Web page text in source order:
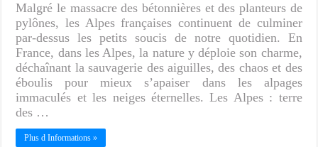
Malgré le massacre des bétonnières et des planteurs de
pylônes, les Alpes françaises continuent de culminer
par-dessus les petits soucis de notre quotidien. En
France, dans les Alpes, la nature y déploie son charme,
déchaînant la sauvagerie des aiguilles, des chaos et des
éboulis pour mieux s’apaiser dans les alpages
immaculés et les neiges éternelles. Les Alpes : terre
des …
Plus d Informations »